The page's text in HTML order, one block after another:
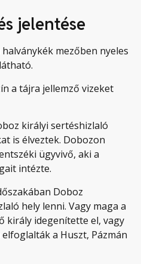
jelentése
mezőben nyeles
a tájra jellemző vizeket
királyi sertéshizlaló
is élveztek. Dobozon
ügyvivő, aki a
intézte.
Doboz
hely lenni. Vagy maga a
király idegenítette el, vagy
a Huszt, Pázmán